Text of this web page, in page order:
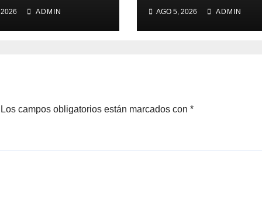
sobre
ajenas
ADMIN
gobiernos, los
explica
AGO 5, 2026 ADMIN
Los campos obligatorios están marcados con *